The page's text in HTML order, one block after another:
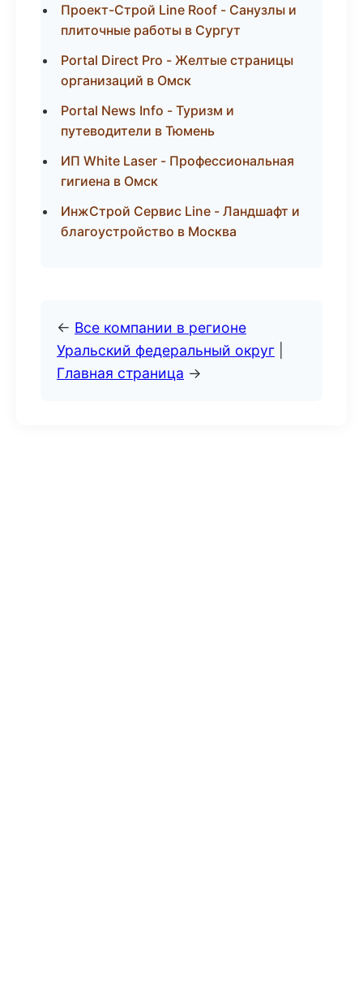
Проект-Строй Line Roof - Санузлы и
плиточные работы в Сургут
Portal Direct Pro - Желтые страницы
организаций в Омск
Portal News Info - Туризм и
путеводители в Тюмень
ИП White Laser - Профессиональная
гигиена в Омск
ИнжСтрой Сервис Line - Ландшафт и
благоустройство в Москва
← Все компании в регионе
Уральский федеральный округ
Главная страница →